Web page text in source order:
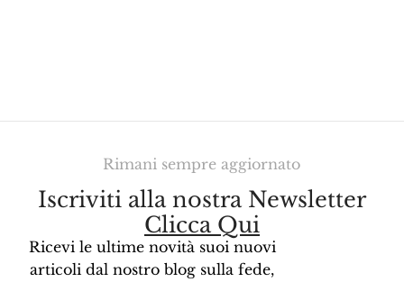
Rimani sempre aggiornato
Iscriviti alla nostra Newsletter
Clicca Qui
Ricevi le ultime novità suoi nuovi
articoli dal nostro blog sulla fede,